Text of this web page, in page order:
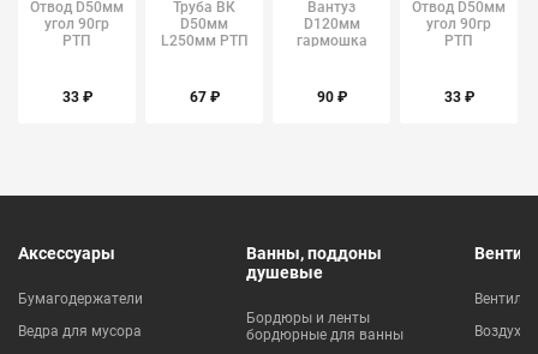
Отвод D50мм
угол 90гр
РТП
33 ₽
Труба ВК
D50мм
L250мм РТП
67 ₽
Вантуз
D120мм
гармошка
90 ₽
Отвод D50мм
угол 90гр
РТП
33 ₽
Аксессуары
Бумагодержатели
Ведра для мусора
Ванны, поддоны
душевые
Бордюры и ленты
бордюрные для ванны